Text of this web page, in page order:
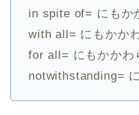
in spite of= にもか
with all= にもかか
for all= にもかかわ
notwithstanding=